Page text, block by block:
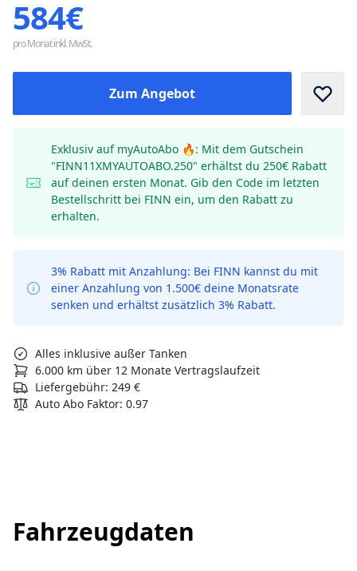
Preis
584€
pro Monat inkl. MwSt.
Zum Angebot
Exklusiv auf myAutoAbo 🔥: Mit dem Gutschein
"FINN11XMYAUTOABO.250" erhältst du 250€ Rabatt
auf deinen ersten Monat. Gib den Code im letzten
Bestellschritt bei FINN ein, um den Rabatt zu
erhalten.
3% Rabatt mit Anzahlung: Bei FINN kannst du mit
einer Anzahlung von 1.500€ deine Monatsrate
senken und erhältst zusätzlich 3% Rabatt.
Alles inklusive außer Tanken
6.000 km über 12 Monate Vertragslaufzeit
Liefergebühr: 249 €
Auto Abo Faktor: 0.97
Fahrzeugdaten